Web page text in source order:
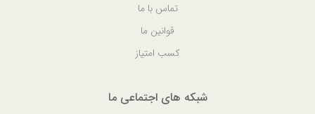
تماس با ما
قوانین ما
کسب امتیاز
شبکه های اجتماعی ما